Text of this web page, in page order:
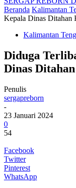
Beranda Kalimantan
Kepala Dinas Ditahan
Kalimantan
Diduga
Dinas
Penulis
sergapreborn
-
23 Januari 2024
0
54
Facebook
Twitter
Pinterest
WhatsApp